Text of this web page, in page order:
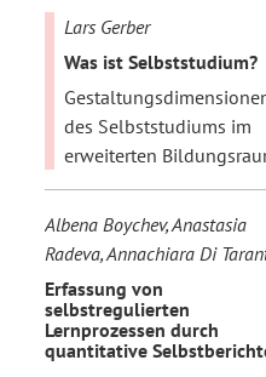
Lars Gerber
Was ist Selbststudium?
des Selbststudiums im
erweiterten
Albena Boychev, Anastasia
Radeva, Annachiara Di
Erfassung von
selbstregulierten
Lernprozessen durch
quantitative